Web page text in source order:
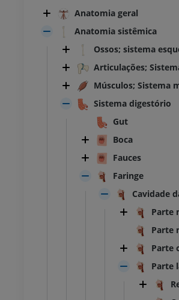
Anatomia geral
Anatomia sistêmica
Ossos; sistema
Articulações;
Músculos; Sistema
Sistema digestório
Gut
Boca
Fauces
Faringe
Cavidade
Parte
Parte
Parte
Parte